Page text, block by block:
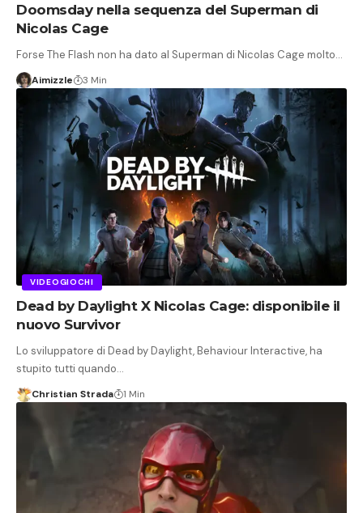
Doomsday nella sequenza del Superman di
Nicolas Cage
Forse The Flash non ha dato al Superman di Nicolas Cage molto…
Aimizzle 3 Min
VIDEOGIOCHI
Dead by Daylight X Nicolas Cage: disponibile il
nuovo Survivor
Lo sviluppatore di Dead by Daylight, Behaviour Interactive, ha
stupito tutti quando…
Christian Strada 1 Min